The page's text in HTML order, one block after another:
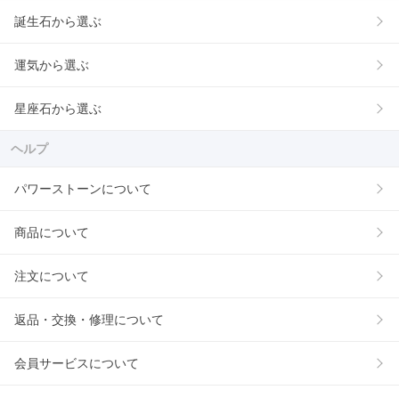
誕生石から選ぶ
運気から選ぶ
星座石から選ぶ
ヘルプ
パワーストーンについて
商品について
注文について
返品・交換・修理について
会員サービスについて